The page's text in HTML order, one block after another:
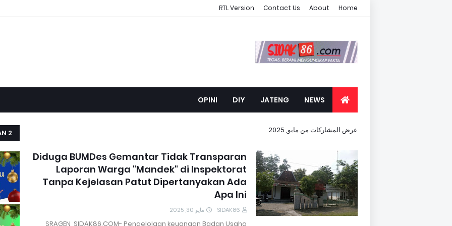
Home
About
Contact Us
RTL Version
NEWS
JATENG
DIY
OPINI
عرض المشاركات من مايو, 2025
Diduga BUMDes Gemantar Tidak Transparan
Laporan Warga "Mandek" di Inspektorat
Tanpa Kejelasan Patut Dipertanyakan Ada
Apa Ini
SIDAK86 مايو 30, 2025
SRAGEN, SIDAK86.COM- Pengelolaan keuangan Badan Usaha
2